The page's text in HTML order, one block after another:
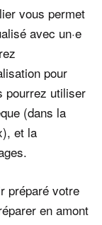
vous permet
avec un·e
pour
pourrez utiliser
(dans la
et la
préparé votre
en amont